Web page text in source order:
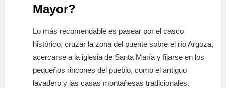
Mayor?
Lo más recomendable es pasear por el casco
histórico, cruzar la zona del puente sobre el río Argoza,
acercarse a la iglesia de Santa María y fijarse en los
pequeños rincones del pueblo, como el antiguo
lavadero y las casas montañesas tradicionales.